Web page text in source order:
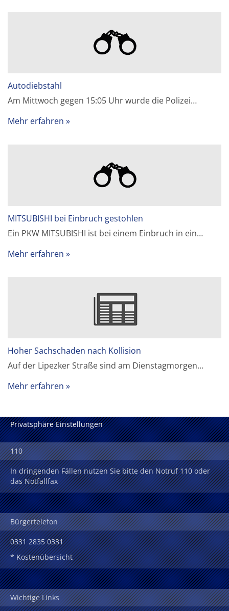
Autodiebstahl
Am Mittwoch gegen 15:05 Uhr wurde die Polizei…
Mehr erfahren
MITSUBISHI bei Einbruch gestohlen
Ein PKW MITSUBISHI ist bei einem Einbruch in ein…
Mehr erfahren
Hoher Sachschaden nach Kollision
Auf der Lipezker Straße sind am Dienstagmorgen…
Mehr erfahren
Privatsphäre Einstellungen
110
In dringenden Fällen nutzen Sie bitte den Notruf 110 oder
das Notfallfax
Bürgertelefon
0331 2835 0331
* Kostenübersicht
Wichtige Links